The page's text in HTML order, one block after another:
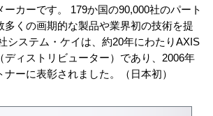
ーカーです。 179か国の90,000社のパート
多くの画期的な製品や業界初の技術を提
システム・ケイは、約20年にわたりAXIS
ディストリビューター）であり、2006年
ーに表彰されました。（日本初）